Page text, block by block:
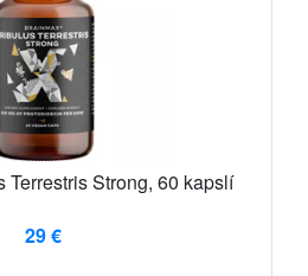
Terrestris Strong, 60 kapslí
29 €